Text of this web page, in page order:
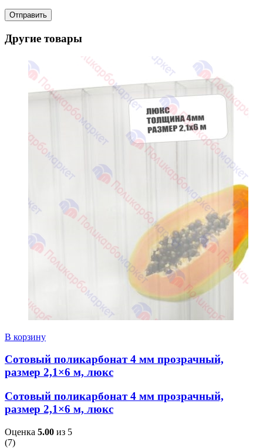
Другие товары
В корзину
Сотовый поликарбонат 4 мм прозрачный,
размер 2,1×6 м, люкс
Сотовый поликарбонат 4 мм прозрачный,
размер 2,1×6 м, люкс
Оценка 5.00 из 5
(7)